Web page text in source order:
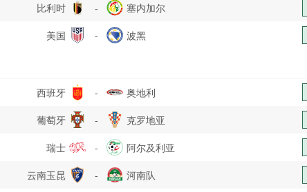
比利时 - 塞内加尔
美国 - 波黑
西班牙 - 奥地利
葡萄牙 - 克罗地亚
瑞士 - 阿尔及利亚
云南玉昆 - 河南队